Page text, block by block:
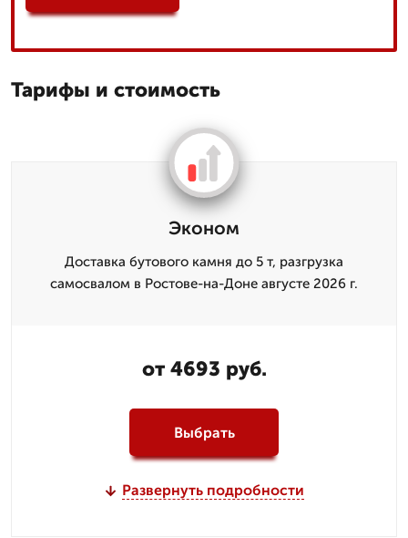
Тарифы и стоимость
Эконом
Доставка бутового камня до 5 т, разгрузка
самосвалом в Ростове-на-Доне августе 2026 г.
от 4693 руб.
Выбрать
Развернуть подробности